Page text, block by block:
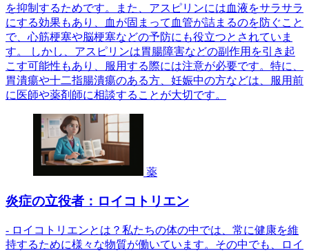
を抑制するためです。また、アスピリンには血液をサラサラ
にする効果もあり、血が固まって血管が詰まるのを防ぐこと
で、心筋梗塞や脳梗塞などの予防にも役立つとされていま
す。 しかし、アスピリンは胃腸障害などの副作用を引き起
こす可能性もあり、服用する際には注意が必要です。特に、
胃潰瘍や十二指腸潰瘍のある方、妊娠中の方などは、服用前
に医師や薬剤師に相談することが大切です。
薬
炎症の立役者：ロイコトリエン
- ロイコトリエンとは？私たちの体の中では、常に健康を維
持するために様々な物質が働いています。その中でも、ロイ